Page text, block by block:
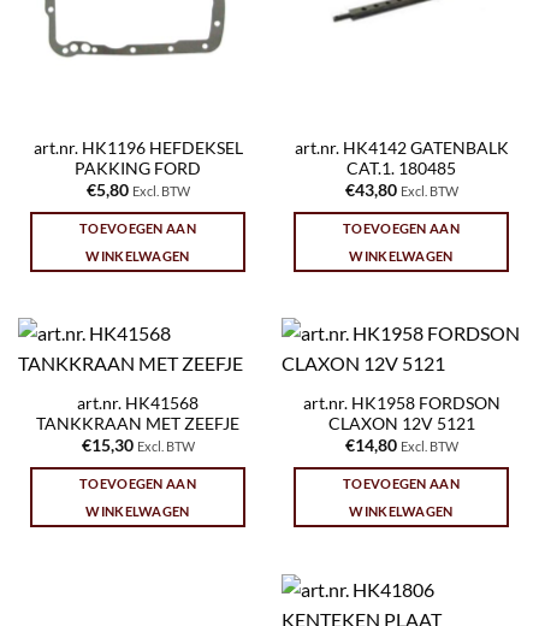
art.nr. HK1196 HEFDEKSEL
PAKKING FORD
€5,80 Excl. BTW
TOEVOEGEN AAN
WINKELWAGEN
art.nr. HK4142 GATENBALK
CAT.1. 180485
€43,80 Excl. BTW
TOEVOEGEN AAN
WINKELWAGEN
art.nr. HK41568
TANKKRAAN MET ZEEFJE
€15,30 Excl. BTW
TOEVOEGEN AAN
WINKELWAGEN
art.nr. HK1958 FORDSON
CLAXON 12V 5121
€14,80 Excl. BTW
TOEVOEGEN AAN
WINKELWAGEN